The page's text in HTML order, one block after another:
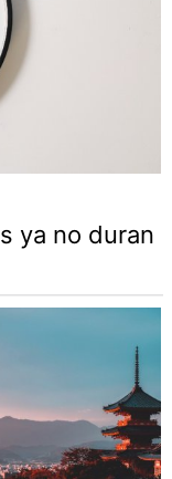
ya no duran